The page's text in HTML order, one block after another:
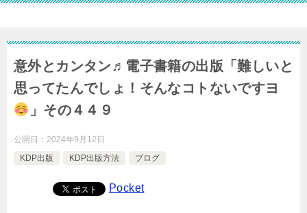
意外とカンタン♬電子書籍の出版「難しいと
思ってたんでしょ！そんなコトないですヨ
」その４４９
公開日： 2024年9月12日
KDP出版
KDP出版方法 ブログ
Pocket